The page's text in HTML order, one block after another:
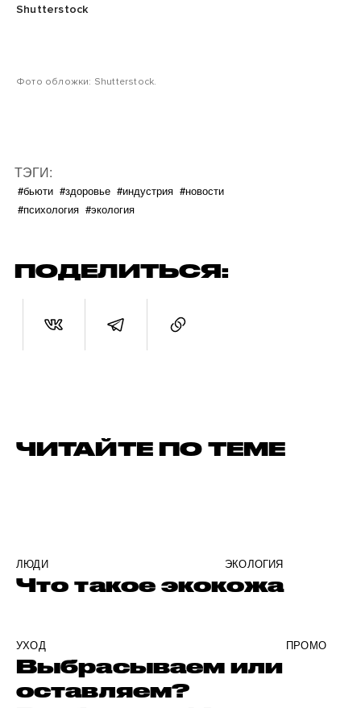
Shutterstock
Фото обложки: Shutterstock.
ТЭГИ:
#бьюти #здоровье #индустрия #новости
#психология #экология
ПОДЕЛИТЬСЯ:
ЧИТАЙТЕ ПО ТЕМЕ
ЛЮДИ ЭКОЛОГИЯ
Что такое экокожа
УХОД ПРОМО
Выбрасываем или
оставляем?